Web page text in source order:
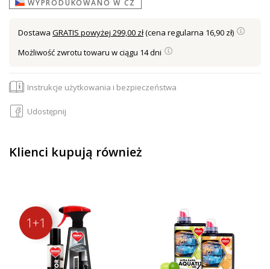
WYPRODUKOWANO W CZ
Dostawa GRATIS powyżej 299,00 zł(cena regularna 16,90 zł)
Możliwość zwrotu towaru w ciągu 14 dni
Instrukcje użytkowania i bezpieczeństwa
Udostępnij
Klienci kupują również
1+1